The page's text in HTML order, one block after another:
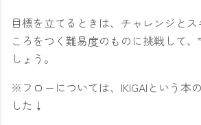
目標を立てるときは、チャレンジと
ころをつく難易度のものに挑戦して、
しょう。
※フローについては、IKIGAIという本
した↓